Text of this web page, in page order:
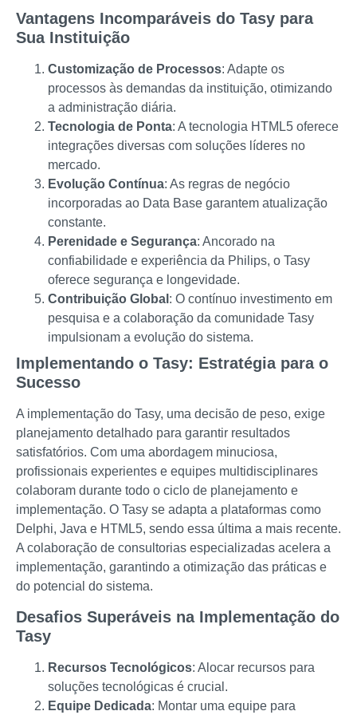
Vantagens Incomparáveis do Tasy para
Sua Instituição
Customização de Processos: Adapte os
processos às demandas da instituição, otimizando
a administração diária.
Tecnologia de Ponta: A tecnologia HTML5 oferece
integrações diversas com soluções líderes no
mercado.
Evolução Contínua: As regras de negócio
incorporadas ao Data Base garantem atualização
constante.
Perenidade e Segurança: Ancorado na
confiabilidade e experiência da Philips, o Tasy
oferece segurança e longevidade.
Contribuição Global : O contínuo investimento em
pesquisa e a colaboração da comunidade Tasy
impulsionam a evolução do sistema.
Implementando o Tasy: Estratégia para o
Sucesso
A implementação do Tasy, uma decisão de peso, exige
planejamento detalhado para garantir resultados
satisfatórios. Com uma abordagem minuciosa,
profissionais experientes e equipes multidisciplinares
colaboram durante todo o ciclo de planejamento e
implementação. O Tasy se adapta a plataformas como
Delphi, Java e HTML5, sendo essa última a mais recente.
A colaboração de consultorias especializadas acelera a
implementação, garantindo a otimização das práticas e
do potencial do sistema.
Desafios Superáveis na Implementação do
Tasy
Recursos Tecnológicos: Alocar recursos para
soluções tecnológicas é crucial.
Equipe Dedicada: Montar uma equipe para